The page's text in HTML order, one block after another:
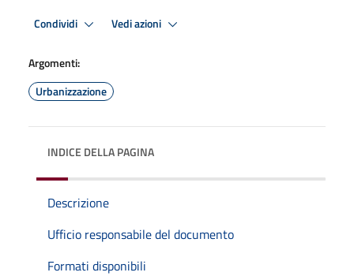
Condividi Vedi azioni
Argomenti:
Urbanizzazione
INDICE DELLA PAGINA
Descrizione
Ufficio responsabile del documento
Formati disponibili